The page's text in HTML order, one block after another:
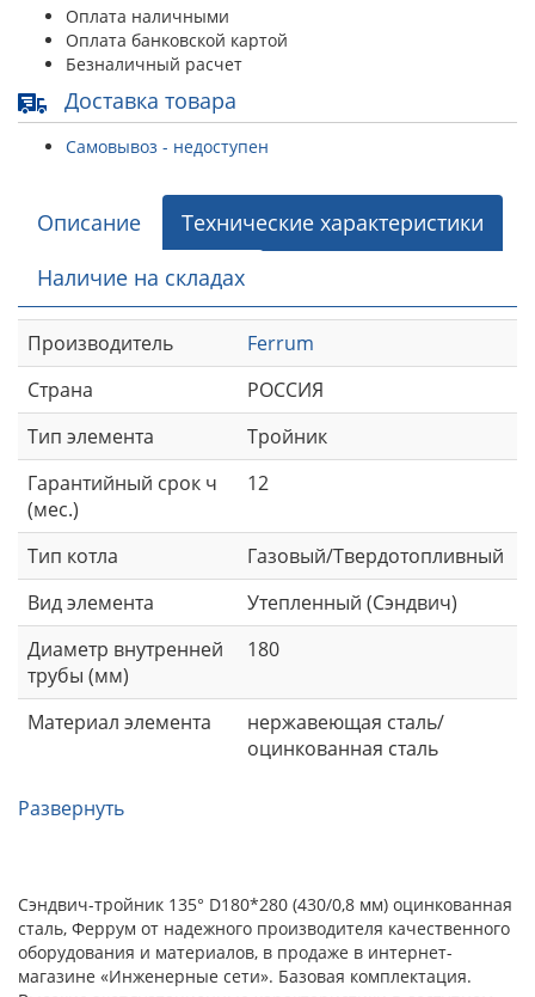
Оплата наличными
Оплата банковской картой
Безналичный расчет
Доставка товара
Самовывоз - недоступен
Описание
Технические характеристики
Наличие на складах
Производитель
Ferrum
Страна
РОССИЯ
Тип элемента
Тройник
Гарантийный срок ч
(мес.)
12
Тип котла
Газовый/Твердотопливный
Вид элемента
Утепленный (Сэндвич)
Диаметр внутренней
трубы (мм)
180
Материал элемента
нержавеющая сталь/
оцинкованная сталь
Развернуть
Сэндвич-тройник 135° D180*280 (430/0,8 мм) оцинкованная
сталь, Феррум от надежного производителя качественного
оборудования и материалов, в продаже в интернет-
магазине «Инженерные сети». Базовая комплектация.